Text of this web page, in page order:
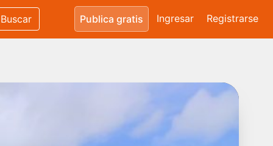
Buscar Publica gratis Ingresar Registrarse